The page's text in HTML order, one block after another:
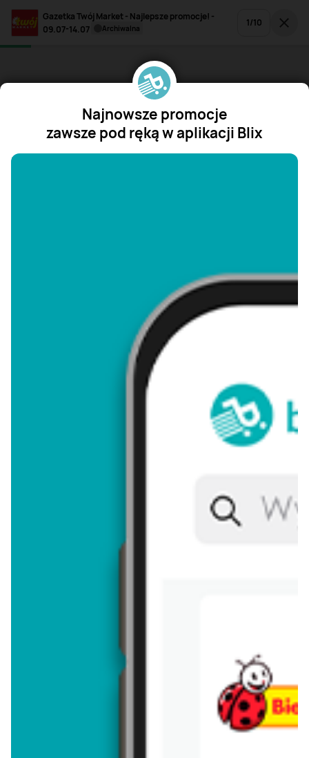
Gazetka Twój Market - Najlepsze promocje! -
09.07-14.07
archiwalna 1/10
Najnowsze promocje
zawsze pod ręką w aplikacji Blix
"/>